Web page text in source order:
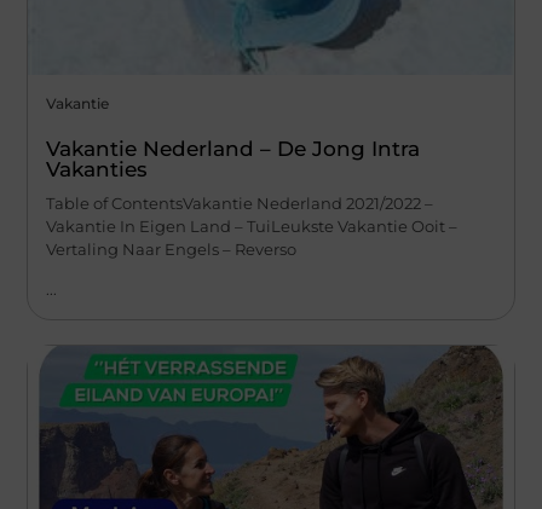
Vakantie
Vakantie Nederland – De Jong Intra
Vakanties
Table of ContentsVakantie Nederland 2021/2022 –
Vakantie In Eigen Land – TuiLeukste Vakantie Ooit –
Vertaling Naar Engels – Reverso